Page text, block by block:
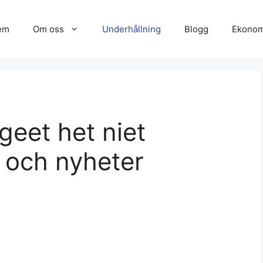
Om oss Underhållning Blogg
het niet
nyheter